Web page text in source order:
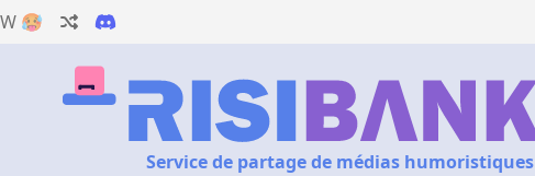
🥵
Service de partage de médias humoristiques